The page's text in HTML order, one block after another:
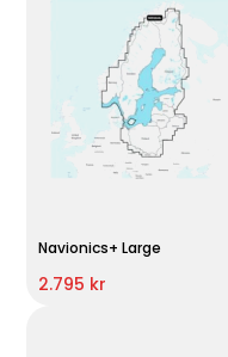
Navionics+ Large
2.795 kr